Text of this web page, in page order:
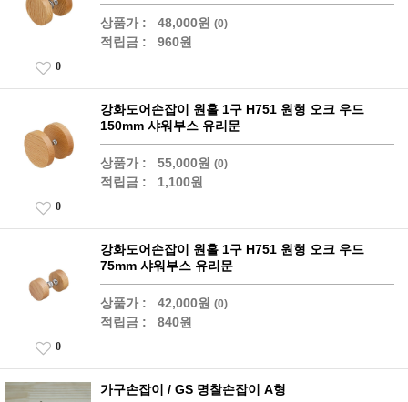
상품가 : 48,000원 (0)
적립금 : 960원
0
강화도어손잡이 원홀 1구 H751 원형 오크 우드
150mm 샤워부스 유리문
상품가 : 55,000원 (0)
적립금 : 1,100원
0
강화도어손잡이 원홀 1구 H751 원형 오크 우드
75mm 샤워부스 유리문
상품가 : 42,000원 (0)
적립금 : 840원
0
가구손잡이 / GS 명찰손잡이 A형